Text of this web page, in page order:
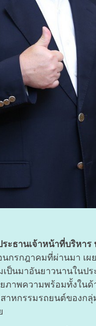
ะธานเจ้าหน้าที่บริหา
นกรกฎาคมที่ผ่านมา
ป็นมาอันยาวนานในป
ภาพความพร้อมทั้งใน
าหกรรมรถยนต์ของกลุ่